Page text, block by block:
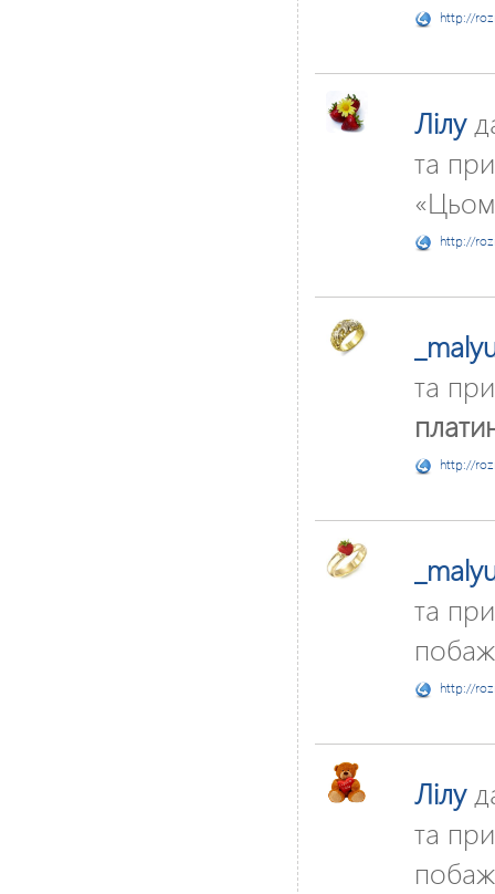
http://
Лілу
та
http://
та
http://
та
http://
Лілу
та